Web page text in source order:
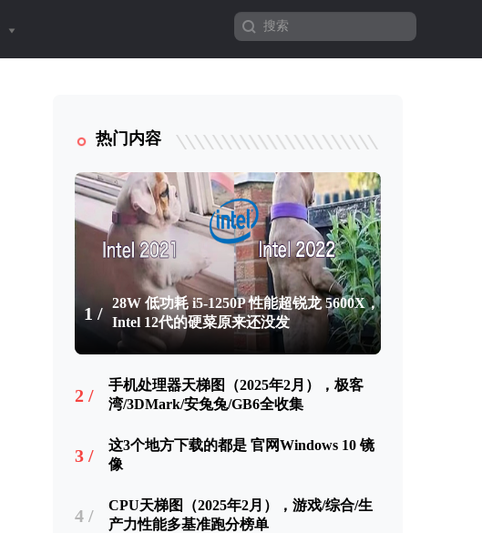
热门内容
1 /
28W 低功耗 i5-1250P 性能超锐龙 5600X，
Intel 12代的硬菜原来还没发
2 /
手机处理器天梯图（2025年2月），极客
湾/3DMark/安兔兔/GB6全收集
3 /
这3个地方下载的都是 官网Windows 10 镜
像
4 /
CPU天梯图（2025年2月），游戏/综合/生
产力性能多基准跑分榜单